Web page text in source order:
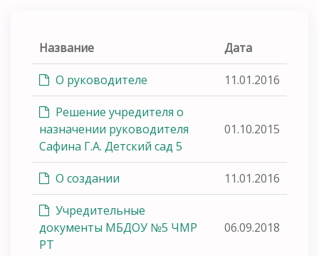
Название Дата
О руководителе 11.01.2016
Решение учредителя о
назначении руководителя
Сафина Г.А. Детский сад 5
01.10.2015
О создании 11.01.2016
Учредительные
документы МБДОУ №5 ЧМР
РТ
06.09.2018